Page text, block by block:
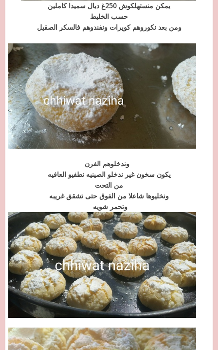
يمكن منستهلكوش 250غ ديال سميدا كاملين
حسب الخليط
ومن بعد نكوروهم كويرات ونفندوهم فالسكر الصقيل
وندخلوهم الفرن
يكون سخون غير ندخلو الصينيه نطفيو العافيه
من التحت
ونخليوها شاعلا من الفوق حتى تشقق غريبه
وتحمر شويه